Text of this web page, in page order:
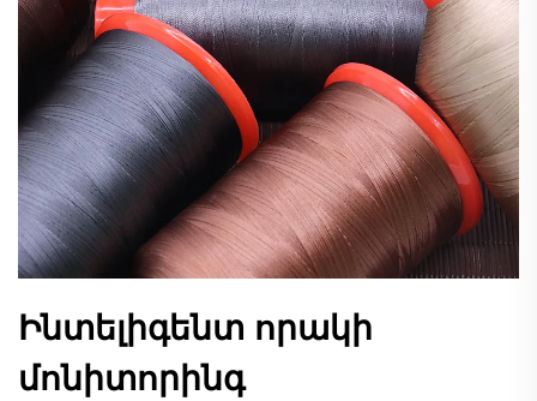
Ինտելիգենտ որակի
մոնիտորինգ